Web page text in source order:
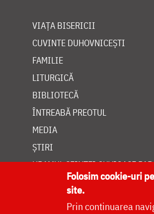
VIAȚA BISERICII
CUVINTE DUHOVNICEȘTI
FAMILIE
LITURGICĂ
BIBLIOTECĂ
ÎNTREABĂ PREOTUL
MEDIA
ȘTIRI
HRAMUL SFINTEI CUVIOASE
Folosim cookie-uri
site.
Prin continuarea